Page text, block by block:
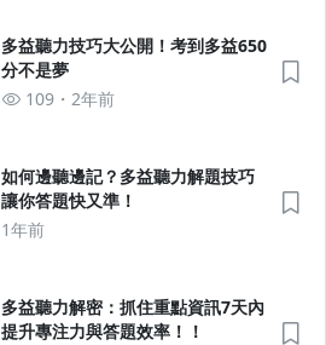
多益聽力技巧大公開！考到多益650
分不是夢
109
2年前
如何邊聽邊記？多益聽力解題技巧
讓你答題快又準！
1年前
多益聽力解密：抓住重點資訊7天內
提升專注力與答題效率！！